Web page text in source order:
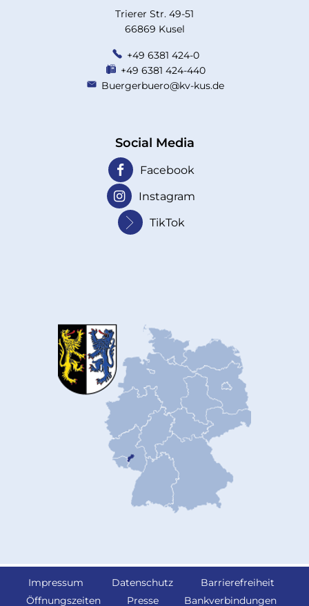
Trierer Str. 49-51
66869 Kusel
+49 6381 424-0
+49 6381 424-440
Buergerbuero@kv-kus.de
Social Media
Facebook
Instagram
TikTok
Impressum Datenschutz
Barrierefreiheit
Öffnungszeiten
Presse Bankverbindungen